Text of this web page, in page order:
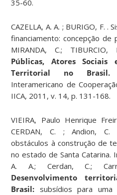
35-60.
CAZELLA, A. A. ; BURIGO, F.
financiamento: concepção de
MIRANDA, C.;
Públicas, Atores Sociais
Territorial no Brasil.
Interamericano de
IICA, 2011, v. 14, p. 131-168.
VIEIRA, Paulo Henrique
CERDAN, C. ; Andion, C.
obstáculos à construção de
no estado de Santa Catarina.
A. A.; Cerdan, C.;
Desenvolvimento
Brasil: subsídios para